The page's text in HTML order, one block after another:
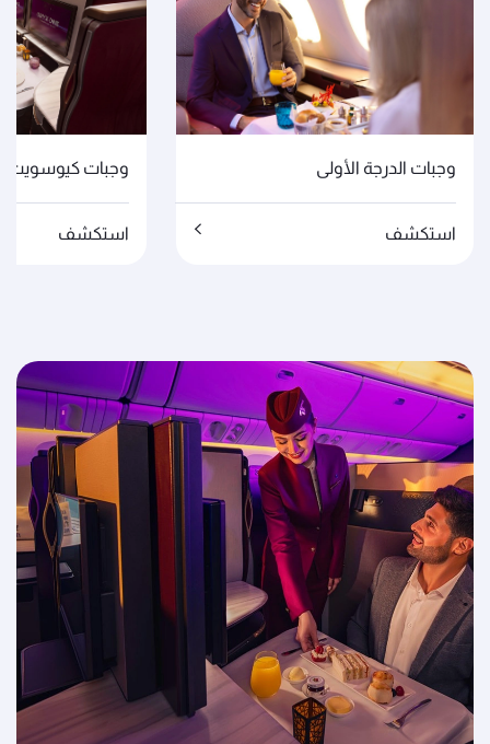
وجبات الدرجة الأولى
استكشف
وجبات كيوسويت
استكشف